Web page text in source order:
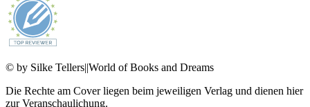
© by Silke Tellers||World of Books and Dreams
Die Rechte am Cover liegen beim jeweiligen Verlag und dienen hier
zur Veranschaulichung.